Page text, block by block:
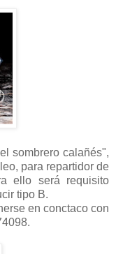
sombrero calañés",
para repartidor de
ello será requisito
tipo B.
en conctaco con